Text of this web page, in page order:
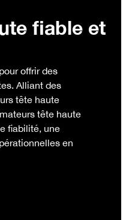
fiable et
offrir des
Alliant des
tête haute
tête haute
fiabilité, une
en